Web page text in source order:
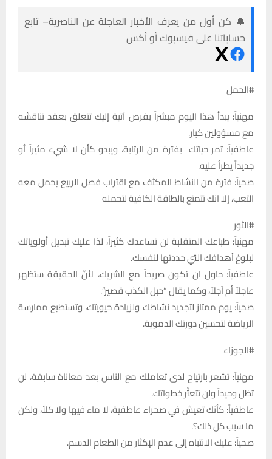
🔔 كن أول من يعرف الأخبار العاجلة عن الناصرية– تابع
حساباتنا على فيسبوك أو أكس
#الحمل
مهنياً: يبدأ هذا اليوم مبشراً بفرص آتية إليك تتعلق بعقد تناقشه
مع مسؤولين كبار.
عاطفياً: تمر حياتك بفترة من الرتابة، ويبدو كأن لا شيء مثيراً أو
جديداً يطرأ عليه.
صحياً: فترة من النشاط المكثف مع اقتراب فصل الربيع يحمل معه
التعب، إلا انك تتمتع بالطاقة الكافية لتحمله
#الثور
مهنياً: طباعك المتقلبة لن تساعدك كثيراً، لذا عليك تبديل أولوياتك
لبلوغ أهدافك التي حددتها لنفسك.
عاطفياً: حاول ان تكون صريحاً مع الشريك، لأنّ الحقيقة ستظهر
عاجلاً أم آجلاً، وكما يقال “حبل الكذب قصير”.
صحياً: يوم ممتاز لتجديد نشاطك ولزيادة حيويتك، وتستطيع ممارسة
الرياضة لتحسين دورتك الدموية.
#الجوزاء
مهنياً: تشعر بارتياح لدى تعاملك مع الناس بعد معاناة سابقة، لن
تظل وحيداً ولن تتعثّر خطواتك.
عاطفياً: كأنك تعيش في صحراء عاطفية، لا ماء فيها ولا كلأ، ولكن
ما سبب كل ذلك؟.
صحياً: عليك الانتباه إلى عدم الإكثار من الطعام الدسم.